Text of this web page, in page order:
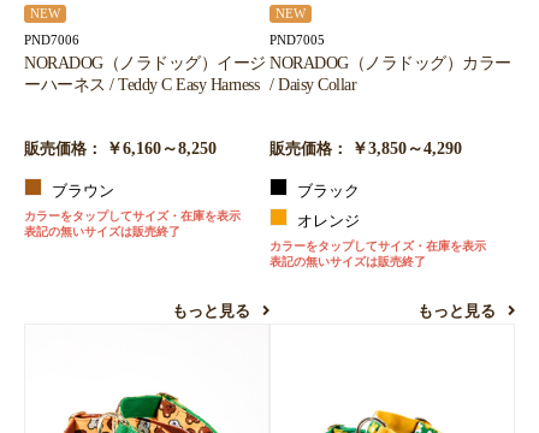
NEW
PND7006
NORADOG（ノラドッグ）イージ
ーハーネス / Teddy C Easy Harness
販売価格： ￥6,160～8,250
ブラウン
カラーをタップしてサイズ・在庫を表示
表記の無いサイズは販売終了
もっと見る
NEW
PND7005
NORADOG（ノラドッグ）カラー
/ Daisy Collar
販売価格： ￥3,850～4,290
ブラック
オレンジ
カラーをタップしてサイズ・在庫を表示
表記の無いサイズは販売終了
もっと見る